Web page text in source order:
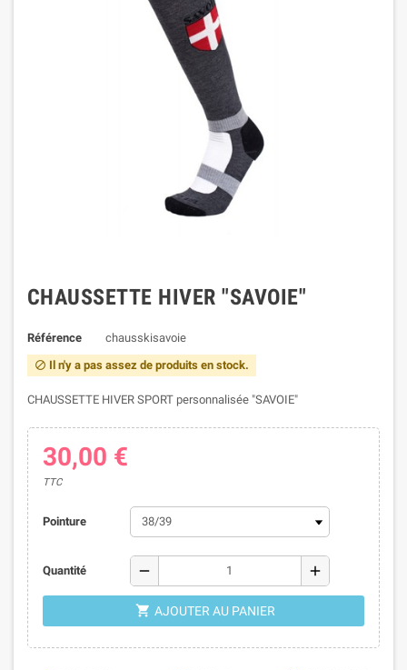
CHAUSSETTE HIVER "SAVOIE"
Référence chausskisavoie
 Il n'y a pas assez de produits en stock.
CHAUSSETTE HIVER SPORT personnalisée "SAVOIE"
30,00 €
TTC
Pointure
Quantité remove add
 AJOUTER AU PANIER